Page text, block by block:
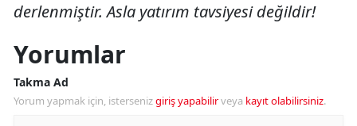
derlenmiştir. Asla yatırım tavsiyesi değildir!
Yorumlar
Takma Ad
Yorum yapmak için, istersenizgiriş yapabilirveya kayıt olabilirsiniz.